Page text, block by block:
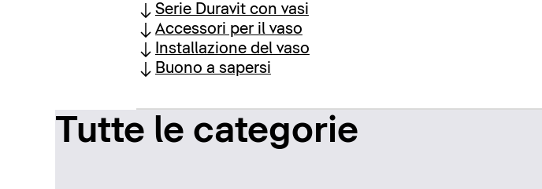
Serie Duravit con vasi
Accessori per il vaso
Installazione del vaso
Buono a sapersi
Tutte le categorie